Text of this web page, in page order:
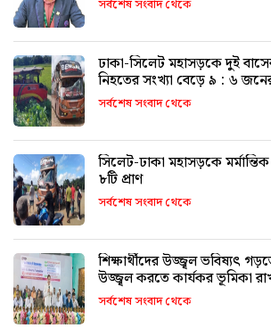
সর্বশেষ সংবাদ থেকে
ঢাকা-সিলেট মহাসড়কে দুই
নিহতের সংখ্যা বেড়ে ৯ : ৬
সর্বশেষ সংবাদ থেকে
সিলেট-ঢাকা মহাসড়কে
৮টি প্রাণ
সর্বশেষ সংবাদ থেকে
শিক্ষার্থীদের উজ্জ্বল ভবিষ্যৎ
উজ্জ্বল করতে কার্যকর ভূমিকা
সর্বশেষ সংবাদ থেকে